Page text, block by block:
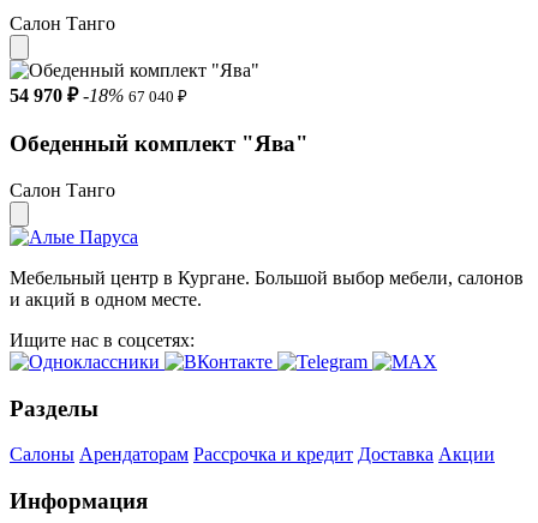
Салон Танго
54 970 ₽ -18% 67 040 ₽
Обеденный комплект "Ява"
Салон Танго
Мебельный центр в Кургане. Большой выбор мебели, салонов
и акций в одном месте.
Ищите нас в соцсетях:
Разделы
Салоны Арендаторам Рассрочка и кредит Доставка Акции
Информация